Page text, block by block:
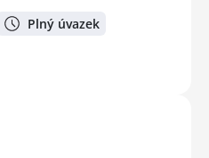
Plný úvazek